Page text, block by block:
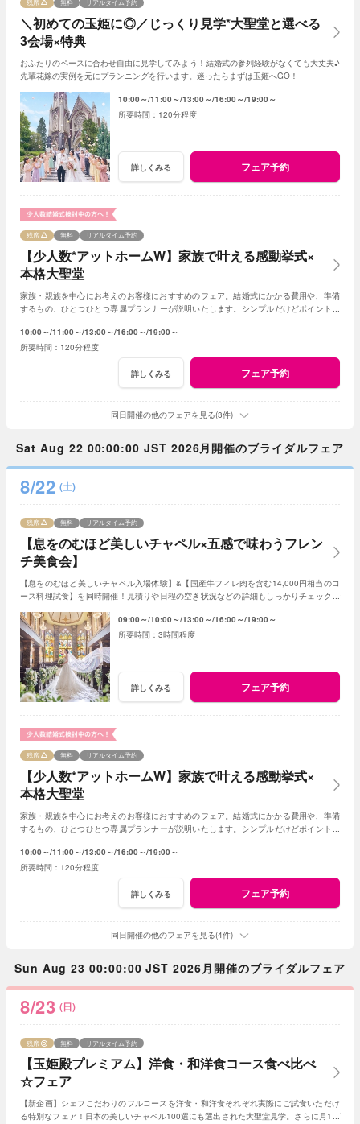
＼初めての玉姫に◎／じっくり見学*大聖堂と選べる
3会場×特典
残席 無料 リアルタイム予約
おふたりのペースに合わせ自由に見学してみよう！結婚式の参列経験がなくても大丈夫♪
先輩花嫁の実例を元にプランニングを行います。迷ったらまずは玉姫へGO！
10:00～ 11:00～ 13:00～ 16:00～ 19:00～
120分程度
詳しくみる フェア予約
【少人数*アットホームW】家族で叶える感動挙式×
本格大聖堂
残席 無料 リアルタイム予約
家族・親族を中心にお考えのお客様におすすめのフェア。結婚式にかかる費用や、準備
するもの、ひとつひとつ専属プランナーが説明いたします。シンプルだけどポイントを
10:00～ 11:00～ 13:00～ 16:00～ 19:00～
120分程度
詳しくみる フェア予約
同日開催の他のフェアを見る(3件)
Sat Aug 22 00:00:00 JST 2026月開催のブライダルフェア
8/22 (土)
【息をのむほど美しいチャペル×五感で味わうフレン
チ美食会】
残席 無料 リアルタイム予約
【息をのむほど美しいチャペル入場体験】&【国産牛フィレ肉を含む14,000円相当のコ
ース料理試食】を同時開催！見積りや日程の空き状況などの詳細もしっかりチェックで
09:00～ 10:00～ 13:00～ 16:00～ 19:00～
3時間程度
詳しくみる フェア予約
【少人数*アットホームW】家族で叶える感動挙式×
本格大聖堂
残席 無料 リアルタイム予約
家族・親族を中心にお考えのお客様におすすめのフェア。結婚式にかかる費用や、準備
するもの、ひとつひとつ専属プランナーが説明いたします。シンプルだけどポイントを
10:00～ 11:00～ 13:00～ 16:00～ 19:00～
120分程度
詳しくみる フェア予約
同日開催の他のフェアを見る(4件)
Sun Aug 23 00:00:00 JST 2026月開催のブライダルフェア
8/23 (日)
【玉姫殿プレミアム】洋食・和洋食コース食べ比べ
☆フェア
残席 無料 リアルタイム予約
【新企画】シェフこだわりのフルコースを洋食・和洋食それぞれ実際にご試食いただけ
る特別なフェア！日本の美しいチャペル100選にも選出された大聖堂見学。さらに月1プ